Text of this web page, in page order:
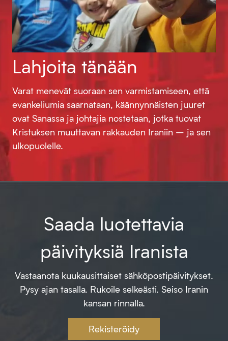
Lahjoita tänään
Varat menevät suoraan sen varmistamiseen, että
evankeliumia saarnataan, käännynnäisten juuret
ovat Sanassa ja johtajia nostetaan, jotka tuovat
Kristuksen muuttavan rakkauden Iraniin – ja sen
ulkopuolelle.
Saada luotettavia
päivityksiä Iranista
Vastaanota kuukausittaiset sähköpostipäivitykset.
Pysy ajan tasalla. Rukoile selkeästi. Seiso Iranin
kansan rinnalla.
Rekisteröidy